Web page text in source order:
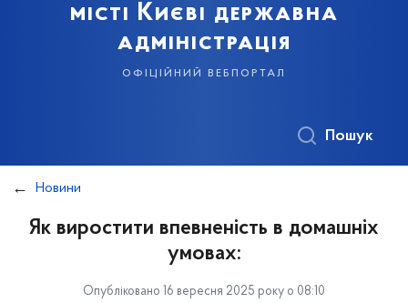
місті Києві державна
адміністрація
офіційний вебпортал
Пошук
Новини
Як виростити впевненість в домашніх
умовах:
Опубліковано 16 вересня 2025 року о 08:10